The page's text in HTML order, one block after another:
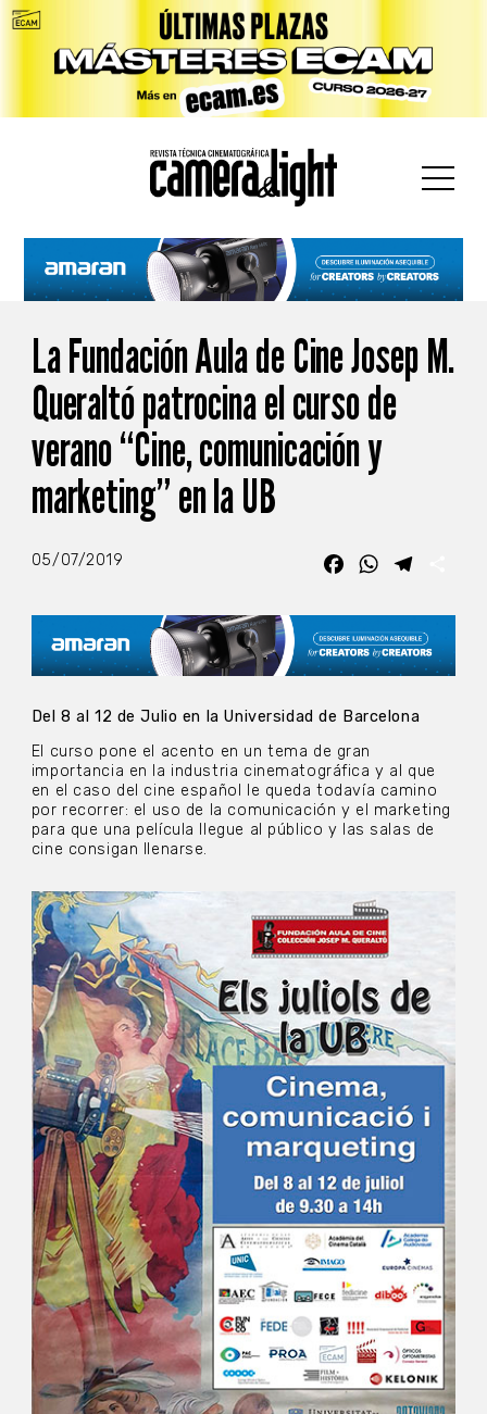
La Fundación Aula de Cine Josep M.
Queraltó patrocina el curso de
verano “Cine, comunicación y
marketing” en la UB
05/07/2019 FacebookWhatsApp
Del 8 al 12 de Julio en la Universidad de Barcelona
El curso pone el acento en un tema de gran
importancia en la industria cinematográfica y al que
en el caso del cine español le queda todavía camino
por recorrer: el uso de la comunicación y el marketing
para que una película llegue al público y las salas de
cine consigan llenarse.